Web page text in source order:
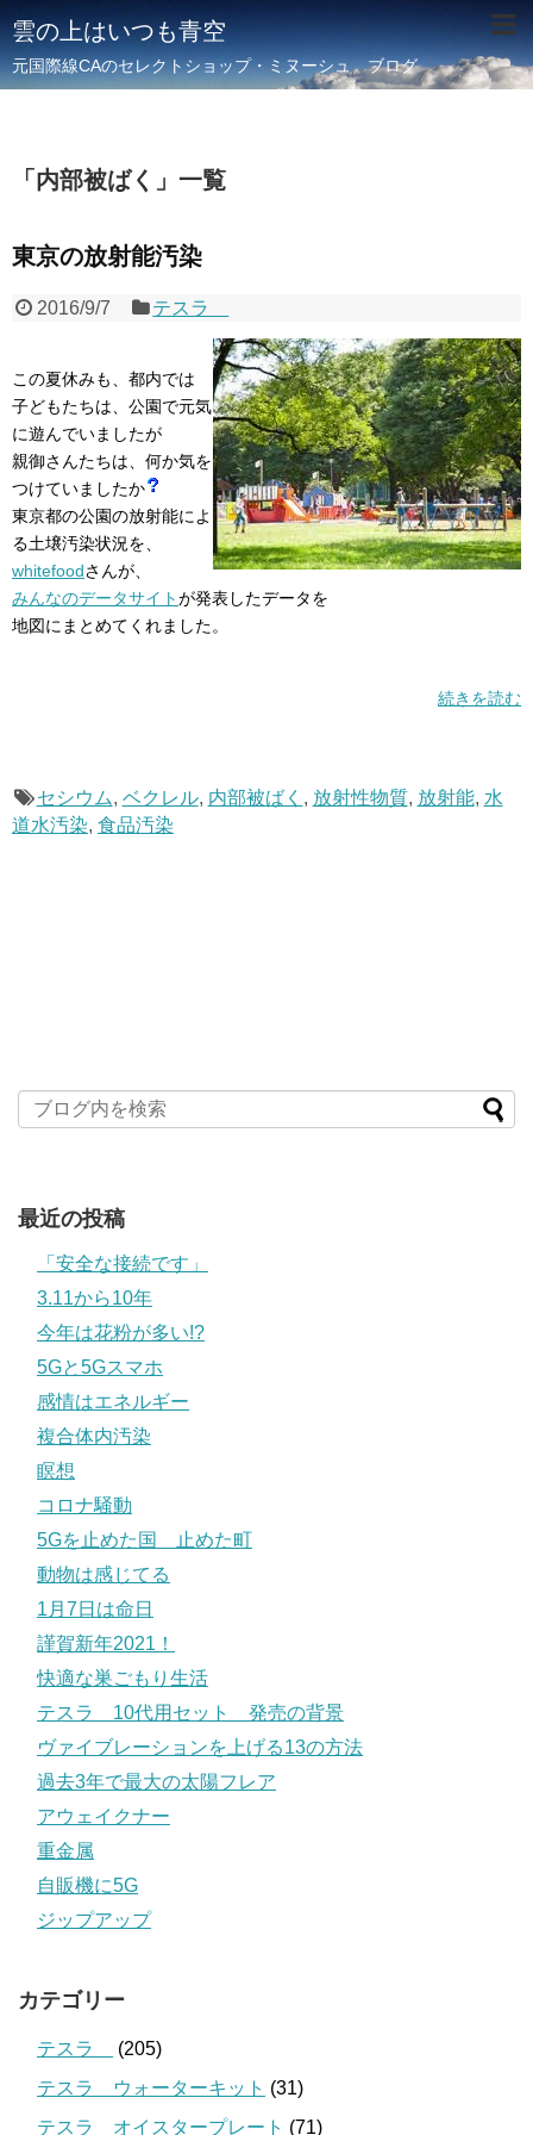
雲の上はいつも青空
元国際線CAのセレクトショップ・ミヌーシュ ブログ
「 内部被ばく 」 一覧
東京の放射能汚染
2016/9/7 テスラ
この夏休みも、都内では
子どもたちは、公園で元気
に遊んでいましたが
親御さんたちは、何か気を
つけていましたか
東京都の公園の放射能によ
る土壌汚染状況を、
whitefoodさんが、
みんなのデータサイトが発表したデータを
地図にまとめてくれました。
続きを読む
セシウム, ベクレル, 内部被ばく , 放射性物質, 放射能, 水
道水汚染, 食品汚染
最近の投稿
「安全な接続です」
3.11から10年
今年は花粉が多い!?
5Gと5Gスマホ
感情はエネルギー
複合体内汚染
瞑想
コロナ騒動
5Gを止めた国 止めた町
動物は感じてる
1月7日は命日
謹賀新年2021！
快適な巣ごもり生活
テスラ 10代用セット 発売の背景
ヴァイブレーションを上げる13の方法
過去3年で最大の太陽フレア
アウェイクナー
重金属
自販機に5G
ジップアップ
カテゴリー
テスラ
(205)
テスラ ウォーターキット (31)
テスラ オイスタープレート (71)